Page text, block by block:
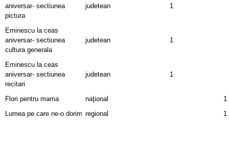
aniversar- sectiunea
pictura
judetean 1
Eminescu la ceas
aniversar- sectiunea
cultura generala
judetean 1
Eminescu la ceas
aniversar- sectiunea
recitari
judetean 1
Flori pentru mama naţional
1
Lumea pe care ne-o dorim regional 1